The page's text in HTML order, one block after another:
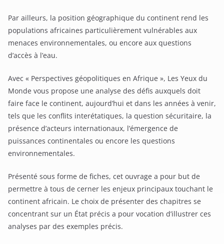
Par ailleurs, la position géographique du continent rend les
populations africaines particulièrement vulnérables aux
menaces environnementales, ou encore aux questions
d’accès à l’eau.
Avec « Perspectives géopolitiques en Afrique », Les Yeux du
Monde vous propose une analyse des défis auxquels doit
faire face le continent, aujourd’hui et dans les années à venir,
tels que les conflits interétatiques, la question sécuritaire, la
présence d’acteurs internationaux, l’émergence de
puissances continentales ou encore les questions
environnementales.
Présenté sous forme de fiches, cet ouvrage a pour but de
permettre à tous de cerner les enjeux principaux touchant le
continent africain. Le choix de présenter des chapitres se
concentrant sur un État précis a pour vocation d’illustrer ces
analyses par des exemples précis.